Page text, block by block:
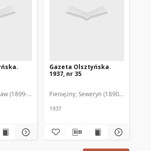
(1899-1975). Red.
Gazeta Olsztyńska.
1937, nr 35
Pieniężny, Seweryn (1890-1940). Red.
1937